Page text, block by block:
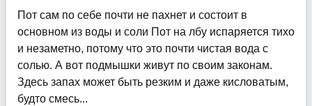
Пот сам по себе почти не пахнет и состоит в
основном из воды и соли Пот на лбу испаряется тихо
и незаметно, потому что это почти чистая вода с
солью. А вот подмышки живут по своим законам.
Здесь запах может быть резким и даже кисловатым,
будто смесь...